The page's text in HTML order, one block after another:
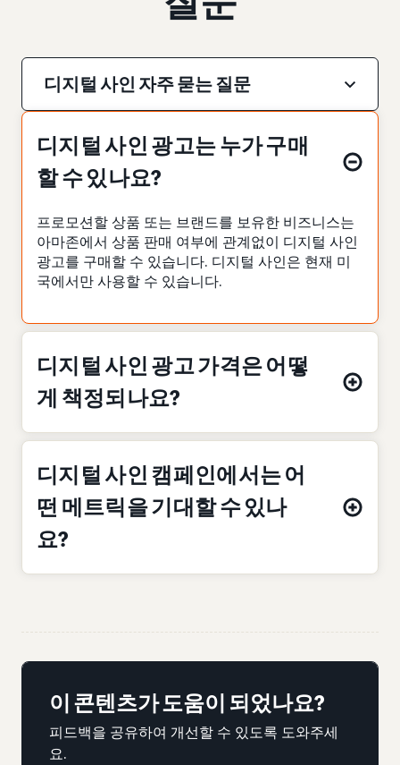
디지털 사인 자주 묻는 질문
디지털 사인 광고는 누가 구매
할 수 있나요?
프로모션할 상품 또는 브랜드를 보유한 비즈니스는
아마존에서 상품 판매 여부에 관계없이 디지털 사인
광고를 구매할 수 있습니다. 디지털 사인은 현재 미
국에서만 사용할 수 있습니다.
디지털 사인 광고 가격은 어떻
게 책정되나요?
디지털 사인 캠페인에서는 어
떤 메트릭을 기대할 수 있나
요?
이 콘텐츠가 도움이 되었나요?
피드백을 공유하여 개선할 수 있도록 도와주세
요.